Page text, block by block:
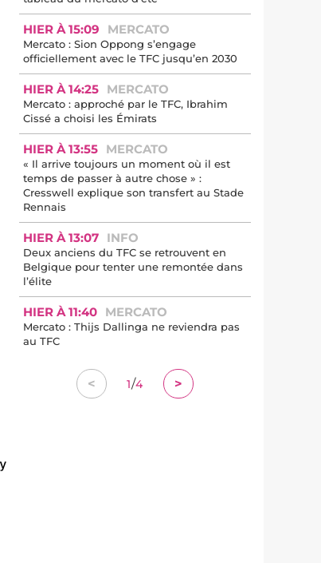
HIER À 15:09 MERCATO
Mercato : Sion Oppong s’engage
officiellement avec le TFC jusqu’en 2030
HIER À 14:25 MERCATO
Mercato : approché par le TFC, Ibrahim
Cissé a choisi les Émirats
HIER À 13:55 MERCATO
« Il arrive toujours un moment où il est
temps de passer à autre chose » :
Cresswell explique son transfert au Stade
Rennais
HIER À 13:07 INFO
Deux anciens du TFC se retrouvent en
Belgique pour tenter une remontée dans
l’élite
HIER À 11:40 MERCATO
Mercato : Thijs Dallinga ne reviendra pas
au TFC
< 1/4 >